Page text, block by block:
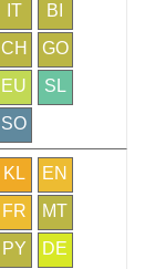
IT
BI
CH
GO
EU
SL
SO
KL
EN
FR
MT
PY
DE